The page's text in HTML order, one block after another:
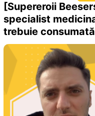
[Supereroii
specialist
trebuie